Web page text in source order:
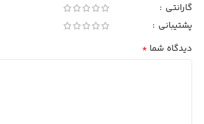
گارانتی
پشتیبانی
دیدگاه شما *